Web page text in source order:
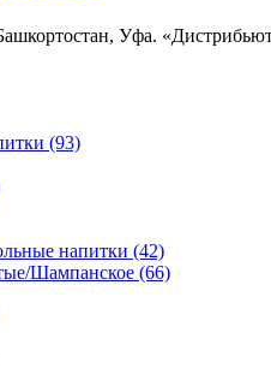
Уфа.
(93)
напитки (42)
Шампанское (66)